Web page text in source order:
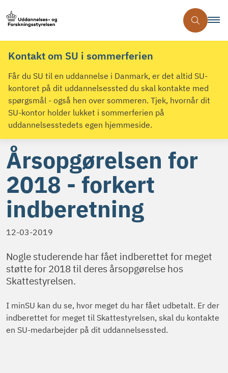
Kontakt om SU i sommerferien
Får du SU til en uddannelse i Danmark, er det altid SU-
kontoret på dit uddannelsessted du skal kontakte med
spørgsmål - også hen over sommeren. Tjek, hvornår dit
SU-kontor holder lukket i sommerferien på
uddannelsesstedets egen hjemmeside.
Årsopgørelsen for
2018 - forkert
indberetning
12-03-2019
Nogle studerende har fået indberettet for meget
støtte for 2018 til deres årsopgørelse hos
Skattestyrelsen.
I minSU kan du se, hvor meget du har fået udbetalt. Er der
indberettet for meget til Skattestyrelsen, skal du kontakte
en SU-medarbejder på dit uddannelsessted.